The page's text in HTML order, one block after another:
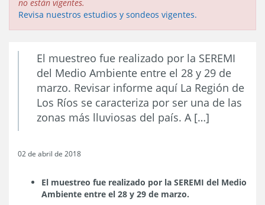
no están vigentes.
Revisa nuestros estudios y sondeos vigentes.
El muestreo fue realizado por la SEREMI
del Medio Ambiente entre el 28 y 29 de
marzo. Revisar informe aquí La Región de
Los Ríos se caracteriza por ser una de las
zonas más lluviosas del país. A […]
02 de abril de 2018
El muestreo fue realizado por la SEREMI del Medio
Ambiente entre el 28 y 29 de marzo.